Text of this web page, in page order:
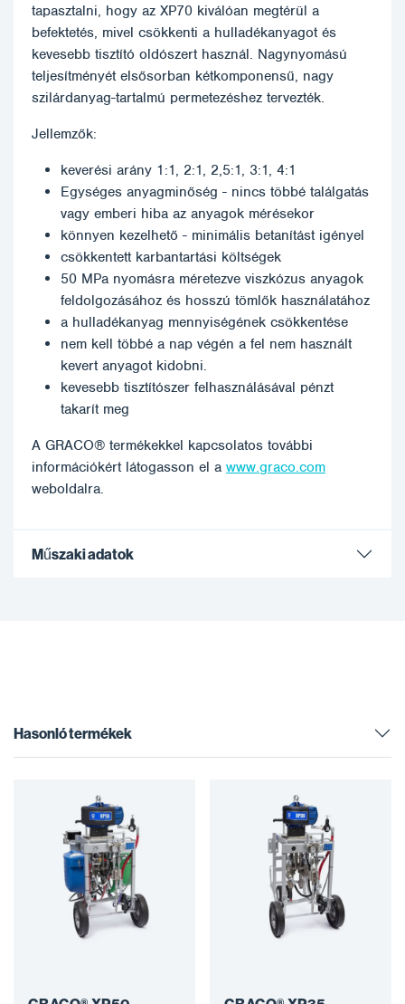
tapasztalni, hogy az XP70 kiválóan megtérül a
befektetés, mivel csökkenti a hulladékanyagot és
kevesebb tisztító oldószert használ. Nagynyomású
teljesítményét elsősorban kétkomponensű, nagy
szilárdanyag-tartalmú permetezéshez tervezték.
Jellemzők:
keverési arány 1:1, 2:1, 2,5:1, 3:1, 4:1
Egységes anyagminőség - nincs többé találgatás
vagy emberi hiba az anyagok mérésekor
könnyen kezelhető - minimális betanítást igényel
csökkentett karbantartási költségek
50 MPa nyomásra méretezve viszkózus anyagok
feldolgozásához és hosszú tömlők használatához
a hulladékanyag mennyiségének csökkentése
nem kell többé a nap végén a fel nem használt
kevert anyagot kidobni.
kevesebb tisztítószer felhasználásával pénzt
takarít meg
A GRACO® termékekkel kapcsolatos további
információkért látogasson el a www.graco.com
weboldalra.
Műszaki adatok
Hasonló termékek